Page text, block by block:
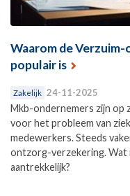
Waarom de
populair is
Zakelijk 24-11-2025
Mkb-ondernemers zijn op
voor het probleem van
medewerkers. Steeds
ontzorg-verzekering. Wat
aantrekkelijk?